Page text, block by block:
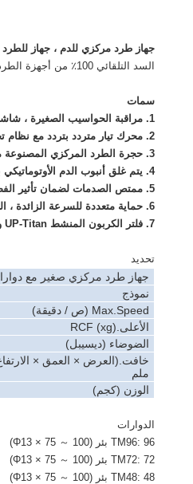
جهاز طرد مركزي للدم ، جهاز
السد التلقائي 100٪ من أجهزة الطرد المركزي لأنبوب الدم
سمات
1. مراقبة الحواسيب الصغيرة ، شاشة LCD.
2. محرك تيار متردد بتردد مع نظام تحكم ناقل FOC في ضوضاء منخفضة
3. حجرة الطرد المركزي المصنوعة من الفولاذ المقاوم للصدأ بدرجة الغذاء # 304 المتينة
4. يتم غلق أنبوب الدم الأوتوماتيكي بنسبة 100٪ للحصول على تباين عالي الكفاءة لإزالة الغطاء يدويًا.
5. ممتص الصدمات لضمان تأثير الفصل الجيد
6. حماية متعددة للسرعة الزائدة ، الحرارة الزائدة ، قفل الباب ذاتي القفل ، عدم التوازن ، إلخ ؛يمكن تعقيم الدوار عن طريق درجة حرارة عالية وضغط مرتفع ، كما يتوفر الطرد المركزي الفوري والمستمر.
7. فلتر الكربون المنشط UP-Titan و Nano-silver ، صحي وصديق للبيئة
تحديد
جهاز طرد مركزي صغير مع
نموذج
Max.Speed ​​(ص / دقيقة)
الأعلى.RCF (xg)
الضوضاء (ديسيبل)
خافت.(العرض × العمق ×
ملم
الوزن (كجم)
الدوارات
TM96: 96 بئر (Φ13 × 75 ～ 100)
TM72: 72 بئر (Φ13 × 75 ～ 100)
TM48: 48 بئر (Φ13 × 75 ～ 100)